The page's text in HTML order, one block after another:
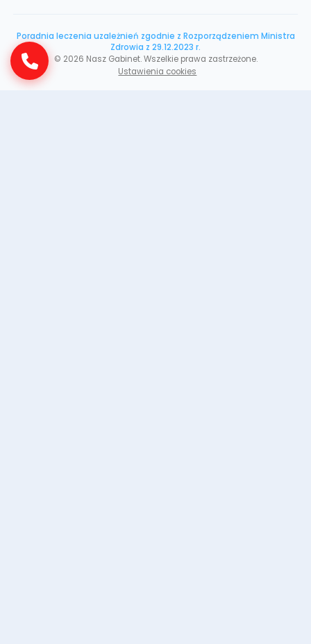
Poradnia leczenia uzależnień zgodnie z Rozporządzeniem Ministra
Zdrowia z 29.12.2023 r.
© 2026 Nasz Gabinet. Wszelkie prawa zastrzeżone.
Ustawienia cookies